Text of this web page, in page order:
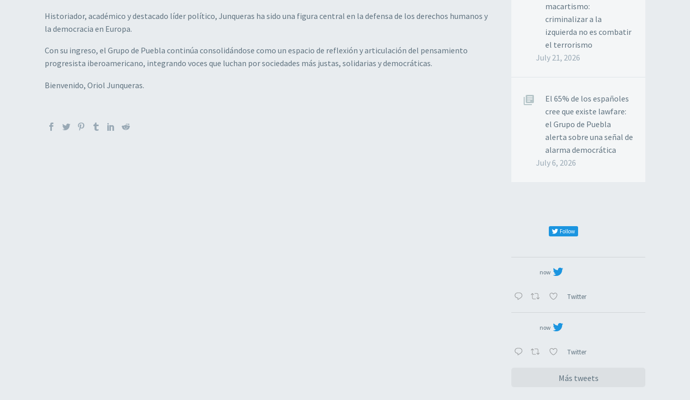
Historiador, académico y destacado líder político, Junqueras ha sido una figura central en la defensa de los derechos humanos y
la democracia en Europa.
Con su ingreso, el Grupo de Puebla continúa consolidándose como un espacio de reflexión y articulación del pensamiento
progresista iberoamericano, integrando voces que luchan por sociedades más justas, solidarias y democráticas.
Bienvenido, Oriol Junqueras.
macartismo:
criminalizar a la
izquierda no es combatir
el terrorismo
July 21, 2026
El 65% de los españoles
cree que existe lawfare:
el Grupo de Puebla
alerta sobre una señal de
alarma democrática
July 6, 2026
Follow
now
Twitter
now
Twitter
Más tweets